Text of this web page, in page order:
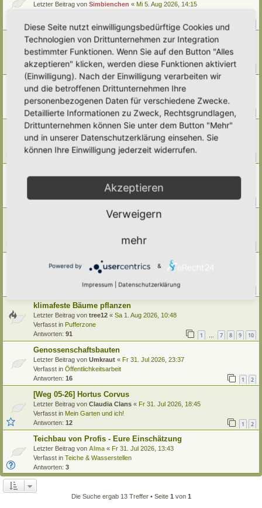
Letzter Beitrag von Simbienchen « Mi 5. Aug 2026, 14:15
Antworten:
Ernte im Juli
Letzter Beitrag vonUmkraut «Mi 5. Aug 2026, 01:50
Antworten:40 1 2 3
[Weg 10-20] Trees schattiger Waldgarten mit Teich
Letzter Beitrag von Grevenstein «Di 4. Aug 2026, 16:13
Verfasst inMein Garten und ich!
Antworten: 376 1 … 35 36
[Weg 09-25] Hortus Poco Loco
Letzter Beitrag vonPoco Loco«Mo 3. Aug 2026, 22:08
Verfasst in Mein Garten und ich!
Mo 3. Aug 2026, 09:43
Umwelt, Klimawandel, Natur
Antworten:144 1 12 13 14
[Weg 11-24] Hortus Fragaria entsteht
Käfer im Hortus
Letzter Beitrag von tree12«Sa 1. Aug 2026, 15:13
klimafeste Bäume pflanzen
Letzter Beitrag von tree12 « Sa 1. Aug 2026, 10:48
Verfasst in Pufferzone
Antworten: 91 1 … 7 8 9 10
Genossenschaftsbauten
Letzter Beitrag von Umkraut « Fr 31. Jul 2026, 23:37
Verfasst in Öffentlichkeitsarbeit
Antworten: 16 1 2
[Weg 05-26] Hortus Corvus
Letzter Beitrag von Claudia Clans « Fr 31. Jul 2026, 18:45
Verfasst in Mein Garten und ich!
Antworten: 12 1 2
Teichbau von Profis - Eure Einschätzung
Letzter Beitrag von Alma « Fr 31. Jul 2026, 13:43
Verfasst in Teiche & Wasserstellen
Antworten: 3
Die Suche ergab 13 Treffer • Seite 1 von 1
Diese Seite nutzt einwilligungsbedürftige Cookies und
Technologien von Drittunternehmen zur Integration
bestimmter Funktionen. Wenn Sie auf den Button "Alles
akzeptieren" klicken, werden diese Funktionen aktiviert
(Einwilligung). Nach der Einwilligung verarbeiten wir
und die betroffenen Drittunternehmen Ihre
personenbezogenen Daten für verschiedene Zwecke.
Detaillierte Informationen zu Zweck, Rechtsgrundlagen,
Drittunternehmen können Sie unter dem Button "Mehr"
und in unserer Datenschutzerklärung einsehen. Sie
können Ihre Einwilligung jederzeit widerrufen.
Akzeptieren
Verweigern
mehr
Powered by &
Impressum Datenschutzerklärung